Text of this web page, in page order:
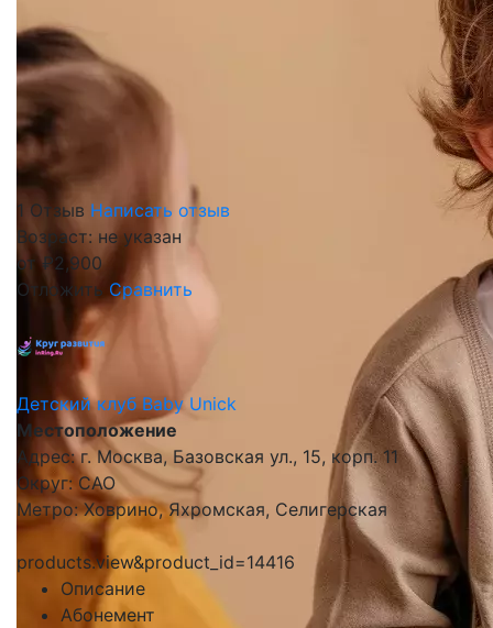
1 Отзыв Написать отзыв
Возраст: не указан
от₽2,900
Отложить Сравнить
Детский клуб Baby Unick
Местоположение
Адрес: г. Москва, Базовская ул., 15, корп. 11
Округ: САО
Метро: Ховрино, Яхромская, Селигерская
products.view&product_id=14416
Описание
Абонемент